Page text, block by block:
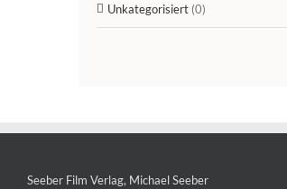
Unkategorisiert (0)
Seeber Film Verlag, Michael Seeber